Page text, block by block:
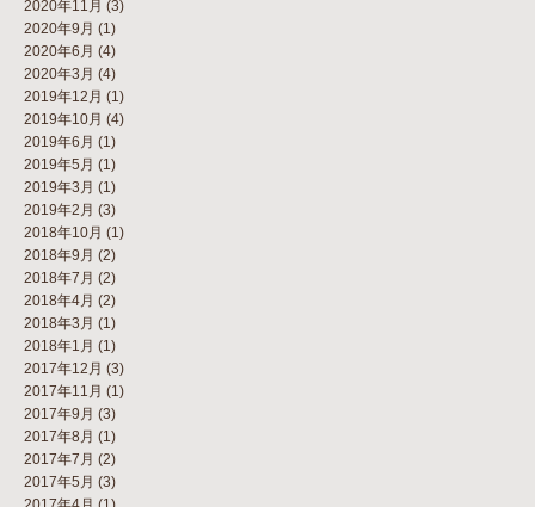
2020年11月 (3)
2020年9月 (1)
2020年6月 (4)
2020年3月 (4)
2019年12月 (1)
2019年10月 (4)
2019年6月 (1)
2019年5月 (1)
2019年3月 (1)
2019年2月 (3)
2018年10月 (1)
2018年9月 (2)
2018年7月 (2)
2018年4月 (2)
2018年3月 (1)
2018年1月 (1)
2017年12月 (3)
2017年11月 (1)
2017年9月 (3)
2017年8月 (1)
2017年7月 (2)
2017年5月 (3)